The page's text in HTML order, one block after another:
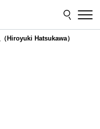
Hiroyuki Hatsukawa）